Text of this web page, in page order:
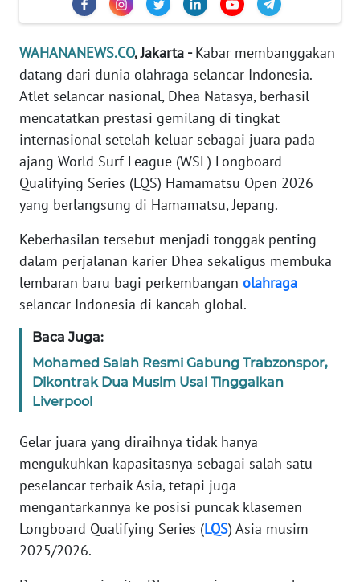
WAHANANEWS.CO, Jakarta -Kabar membanggakan
datang dari dunia olahraga selancar Indonesia.
Atlet selancar nasional, Dhea Natasya, berhasil
mencatatkan prestasi gemilang di tingkat
internasional setelah keluar sebagai juara pada
ajang World Surf League (WSL) Longboard
Qualifying Series (LQS) Hamamatsu Open 2026
yang berlangsung di Hamamatsu, Jepang.
Keberhasilan tersebut menjadi tonggak penting
dalam perjalanan karier Dhea sekaligus membuka
lembaran baru bagi perkembangan olahraga
selancar Indonesia di kancah global.
Baca Juga:
Mohamed Salah Resmi Gabung Trabzonspor,
Dikontrak Dua Musim Usai Tinggalkan
Liverpool
Gelar juara yang diraihnya tidak hanya
mengukuhkan kapasitasnya sebagai salah satu
peselancar terbaik Asia, tetapi juga
mengantarkannya ke posisi puncak klasemen
Longboard Qualifying Series (LQS) Asia musim
2025/2026.
BERITA
KONTAK
KAMI
INFO
IKLAN
KAMI
PEDOMAN
MEDIA
SIBER
REDAKSI
KARIR
DISCLAIMER
Wahana
News
Regional
WN